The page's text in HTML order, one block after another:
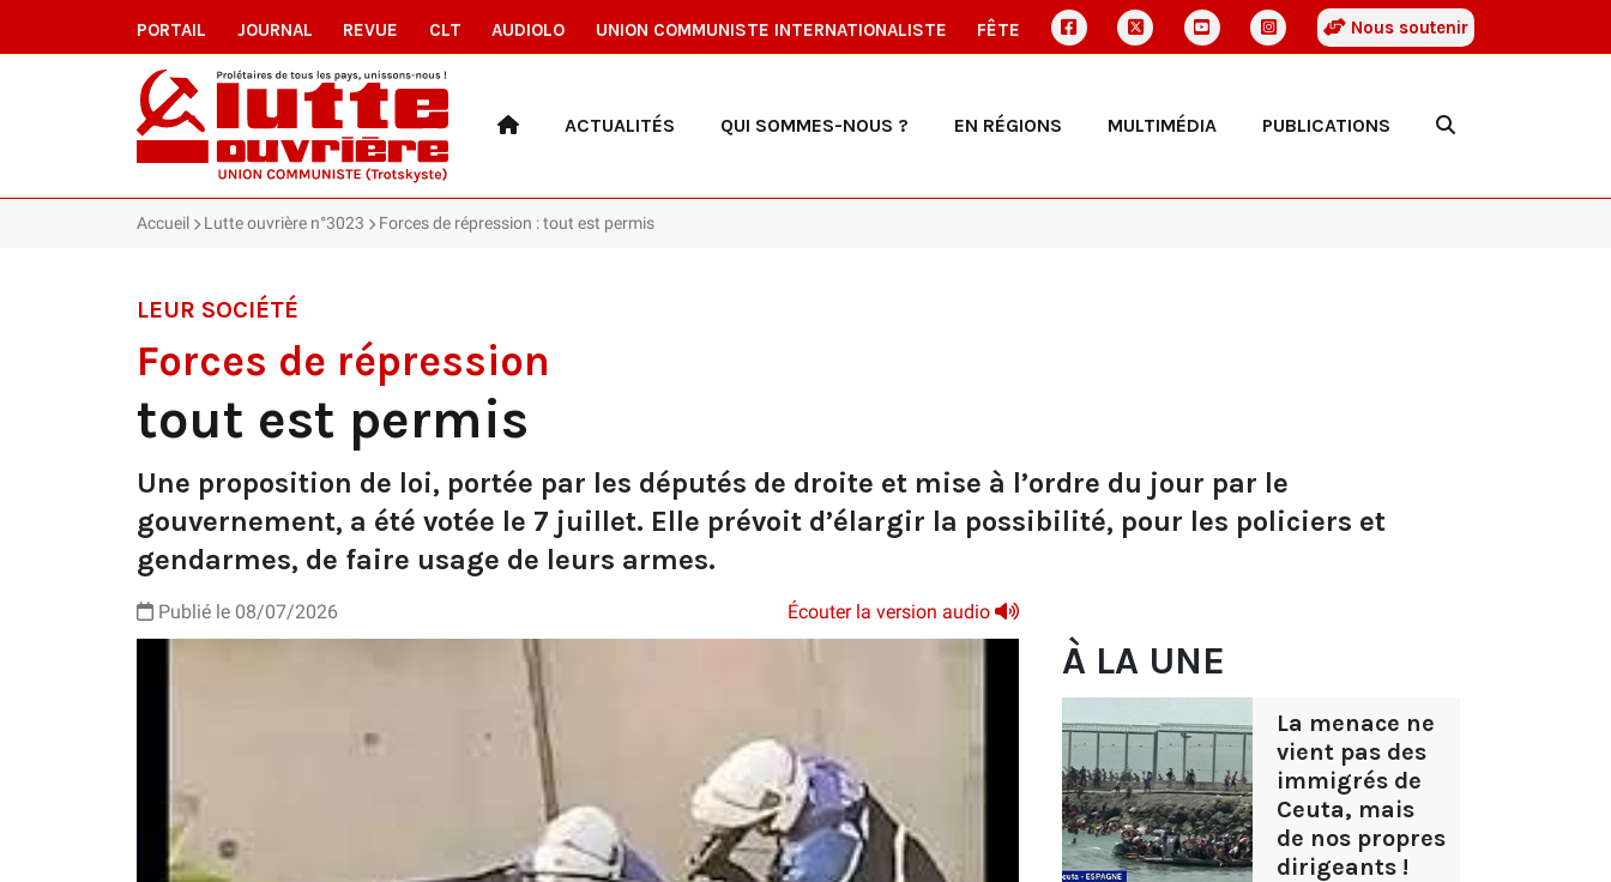
PORTAIL JOURNAL REVUE CLT AUDIOLO UNION COMMUNISTE INTERNATIONALISTE FÊTE Nous soutenir
ACTUALITÉS QUI SOMMES-NOUS ? EN RÉGIONS MULTIMÉDIA PUBLICATIONS
Accueil Lutte ouvrière n°3023 Forces de répression : tout est permis
LEUR SOCIÉTÉ
Forces de répression
tout est permis
Une proposition de loi, portée par les députés de droite et mise à l’ordre du jour par le
gouvernement, a été votée le 7 juillet. Elle prévoit d’élargir la possibilité, pour les policiers et
gendarmes, de faire usage de leurs armes.
Publié le 08/07/2026 Écouter la version audio
À LA UNE
La menace ne
vient pas des
immigrés de
Ceuta, mais
de nos propres
dirigeants !